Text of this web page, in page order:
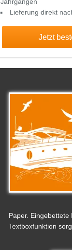
Lieferung direkt
Jetzt
Paper.
Textboxfunktion